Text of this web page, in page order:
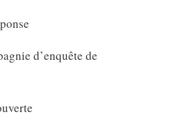
d’enquête de